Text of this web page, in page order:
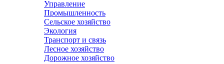
Управление
Промышленность
Сельское хозяйство
Экология
Транспорт и связь
Лесное хозяйство
Дорожное хозяйство